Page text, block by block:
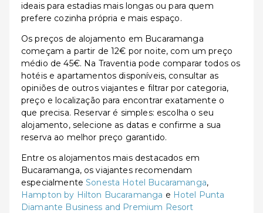
ideais para estadias mais longas ou para quem
prefere cozinha própria e mais espaço.
Os preços de alojamento em Bucaramanga
começam a partir de 12€ por noite, com um preço
médio de 45€. Na Traventia pode comparar todos os
hotéis e apartamentos disponíveis, consultar as
opiniões de outros viajantes e filtrar por categoria,
preço e localização para encontrar exatamente o
que precisa. Reservar é simples: escolha o seu
alojamento, selecione as datas e confirme a sua
reserva ao melhor preço garantido.
Entre os alojamentos mais destacados em
Bucaramanga, os viajantes recomendam
especialmenteSonesta Hotel Bucaramanga,
Hampton by Hilton Bucaramanga e Hotel Punta
Diamante Business and Premium Resort